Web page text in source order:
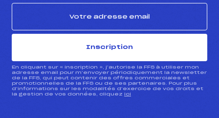
Inscription
En cliquant sur « inscription », j’autorise la FFS à utiliser mon
adresse email pour m’envoyer périodiquement la newsletter
de la FFS, qui peut contenir des offres commerciales et
promotionnelles de la FFS ou de ses partenaires. Pour plus
d’informations sur les modalités d’exercice de vos droits et
la gestion de vos données, cliquez ici